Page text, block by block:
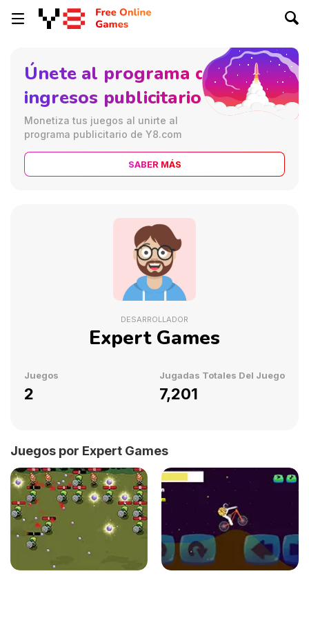
DESARROLLADOR
Expert Games
Juegos
2
Jugadas Totales Del Juego
7,201
Únete al programa de
ingresos publicitarios
Monetiza tus juegos al unirte al
programa publicitario de Y8.com
SABER MÁS
Juegos por Expert Games